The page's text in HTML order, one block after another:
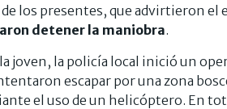
los presentes, que advirtieron el
detener la maniobra.
joven, la policía local inició un
escapar por una zona
el uso de un helicóptero. En